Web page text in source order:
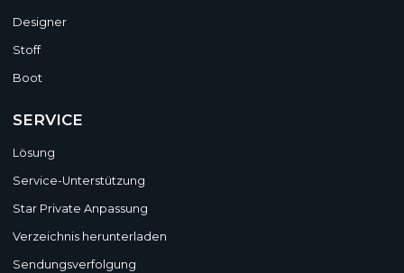
Designer
Stoff
Boot
SERVICE
Lösung
Service-Unterstützung
Star Private Anpassung
Verzeichnis herunterladen
Sendungsverfolgung